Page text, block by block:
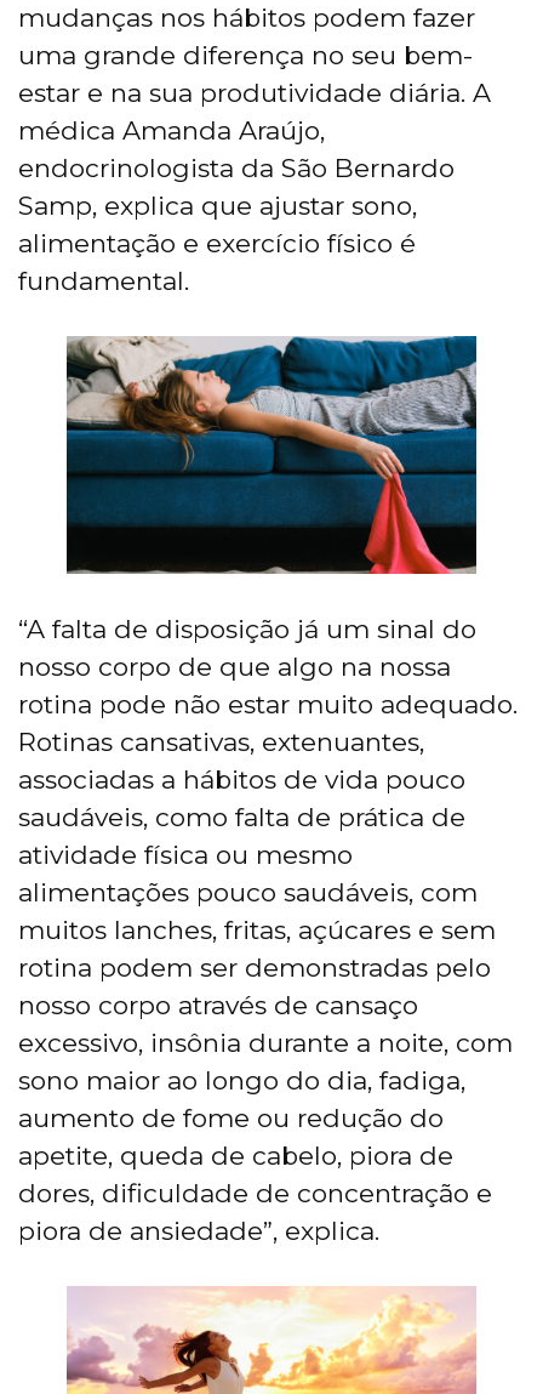
mudanças nos hábitos podem fazer
uma grande diferença no seu bem-
estar e na sua produtividade diária. A
médica Amanda Araújo,
endocrinologista da São Bernardo
Samp, explica que ajustar sono,
alimentação e exercício físico é
fundamental.
“A falta de disposição já um sinal do
nosso corpo de que algo na nossa
rotina pode não estar muito adequado.
Rotinas cansativas, extenuantes,
associadas a hábitos de vida pouco
saudáveis, como falta de prática de
atividade física ou mesmo
alimentações pouco saudáveis, com
muitos lanches, fritas, açúcares e sem
rotina podem ser demonstradas pelo
nosso corpo através de cansaço
excessivo, insônia durante a noite, com
sono maior ao longo do dia, fadiga,
aumento de fome ou redução do
apetite, queda de cabelo, piora de
dores, dificuldade de concentração e
piora de ansiedade”, explica.